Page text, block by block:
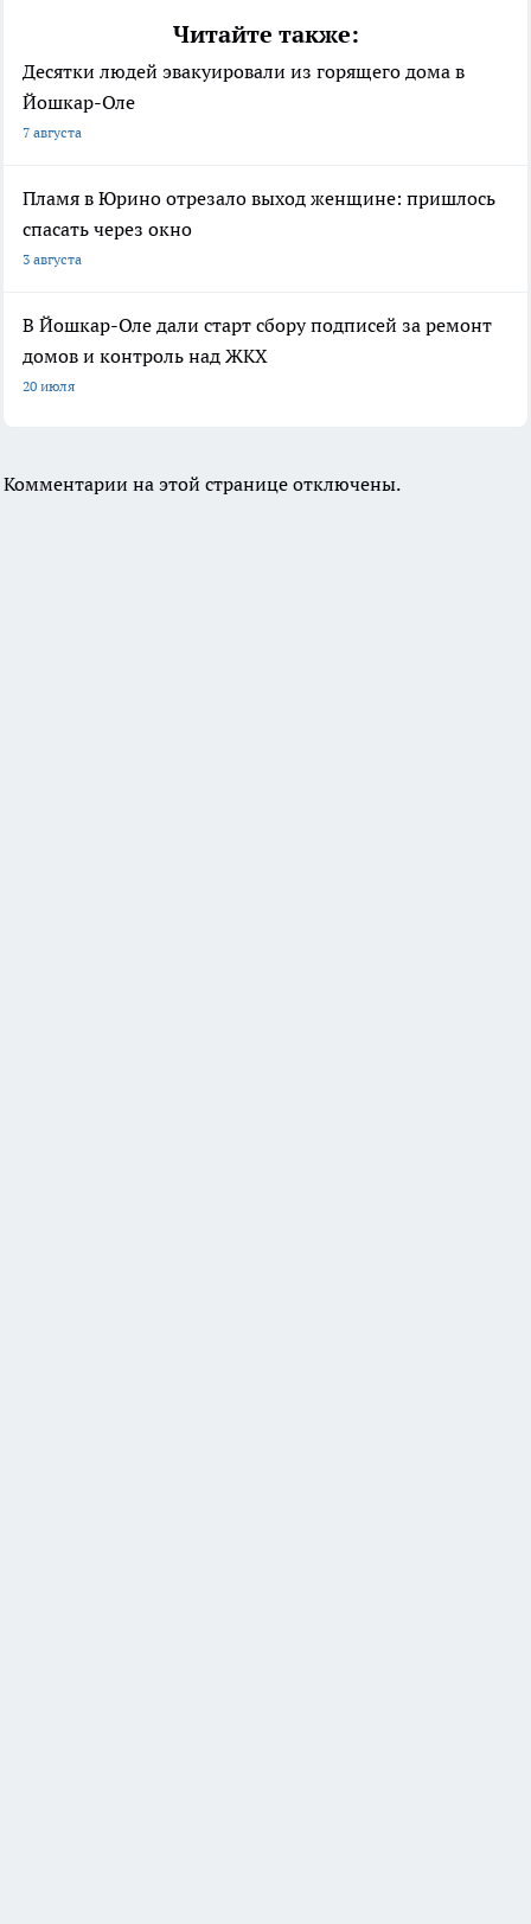
Читайте также:
Десятки людей эвакуировали из горящего дома в
Йошкар-Оле
7 августа
Пламя в Юрино отрезало выход женщине: пришлось
спасать через окно
3 августа
В Йошкар-Оле дали старт сбору подписей за ремонт
домов и контроль над ЖКХ
20 июля
Комментарии на этой странице отключены.